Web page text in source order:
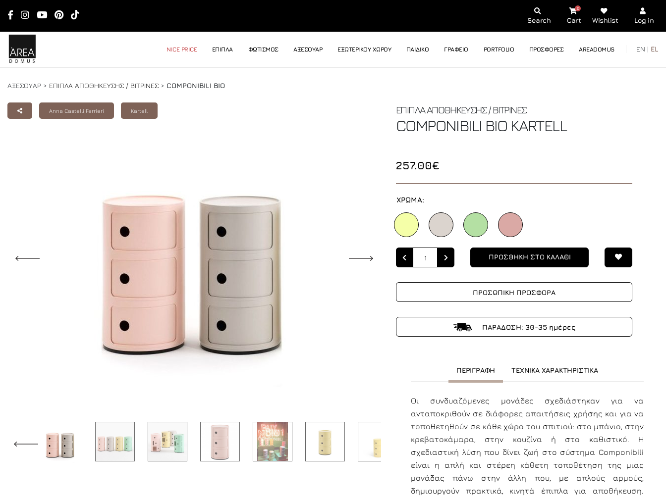
Search Cart
0
Wishlist Log in
NICE PRICE ΕΠΙΠΛΑ ΦΩΤΙΣΜΟΣ ΑΞΕΣΟΥΑΡ ΕΞΩΤΕΡΙΚΟΥ ΧΩΡΟΥ ΠΑΙΔΙΚΟ ΓΡΑΦΕΙΟ PORTFOLIO ΠΡΟΣΦΟΡΕΣ AREADOMUS EN | EL
ΑΞΕΣΟΥΑΡ > ΕΠΙΠΛΑ ΑΠΟΘΗΚΕΥΣΗΣ / ΒΙΤΡΙΝΕΣ > COMPONIBILI BIO
Anna Castelli Ferrieri Kartell ΕΠΙΠΛΑ ΑΠΟΘΗΚΕΥΣΗΣ / ΒΙΤΡΙΝΕΣ
COMPONIBILI BIO KARTELL
257.00€
ΧΡΩΜΑ:
ΠΡΟΣΘΗΚΗ ΣΤΟ ΚΑΛΑΘΙ
ΠΡΟΣΩΠΙΚΗ ΠΡΟΣΦΟΡΑ
ΠΑΡΑΔΟΣΗ: 30-35 ημέρες
ΠΕΡΙΓΡΑΦΗ ΤΕΧΝΙΚΑ ΧΑΡΑΚΤΗΡΙΣΤΙΚΑ
Οι συνδυαζόμενες μονάδες σχεδιάστηκαν για να
ανταποκριθούν σε διάφορες απαιτήσεις χρήσης και για να
τοποθετηθούν σε κάθε χώρο του σπιτιού: στο μπάνιο, στην
κρεβατοκάμαρα, στην κουζίνα ή στο καθιστικό. Η
σχεδιαστική λύση που δίνει ζωή στο σύστημα Componibili
είναι η απλή και στέρεη κάθετη τοποθέτηση της μιας
μονάδας πάνω στην άλλη που, με απλούς αρμούς,
δημιουργούν πρακτικά, κινητά έπιπλα για αποθήκευση.